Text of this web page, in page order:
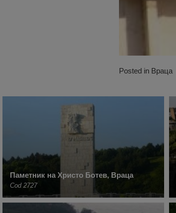
Posted in Враца
Паметник на Христо Ботев, Враца
Cod 2727